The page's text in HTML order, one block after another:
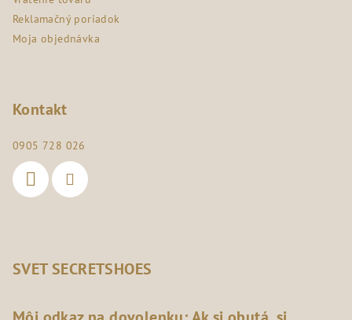
Reklamačný poriadok
Moja objednávka
Kontakt
0905 728 026
SVET SECRETSHOES